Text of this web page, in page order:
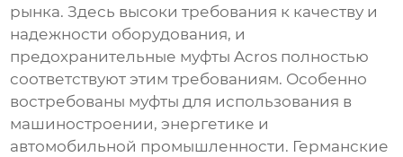
рынка. Здесь высоки требования к качеству и
надежности оборудования, и
предохранительные муфты Acros полностью
соответствуют этим требованиям. Особенно
востребованы муфты для использования в
машиностроении, энергетике и
автомобильной промышленности. Германские